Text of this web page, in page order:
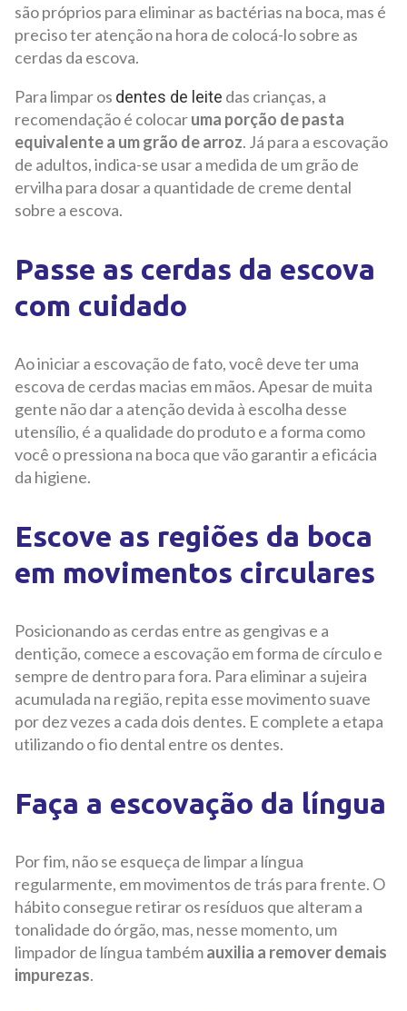
são próprios para eliminar as bactérias na boca, mas é
preciso ter atenção na hora de colocá-lo sobre as
cerdas da escova.
Para limpar os dentes de leite das crianças, a
recomendação é colocaruma porção de pasta
equivalente a um grão de arroz. Já para a escovação
de adultos, indica-se usar a medida de um grão de
ervilha para dosar a quantidade de creme dental
sobre a escova.
Passe as cerdas da escova
com cuidado
Ao iniciar a escovação de fato, você deve ter uma
escova de cerdas macias em mãos. Apesar de muita
gente não dar a atenção devida à escolha desse
utensílio, é a qualidade do produto e a forma como
você o pressiona na boca que vão garantir a eficácia
da higiene.
Escove as regiões da boca
em movimentos circulares
Posicionando as cerdas entre as gengivas e a
dentição, comece a escovação em forma de círculo e
sempre de dentro para fora. Para eliminar a sujeira
acumulada na região, repita esse movimento suave
por dez vezes a cada dois dentes. E complete a etapa
utilizando o fio dental entre os dentes.
Faça a escovação da língua
Por fim, não se esqueça de limpar a língua
regularmente, em movimentos de trás para frente. O
hábito consegue retirar os resíduos que alteram a
tonalidade do órgão, mas, nesse momento, um
limpador de língua tambémauxilia a remover demais
impurezas.